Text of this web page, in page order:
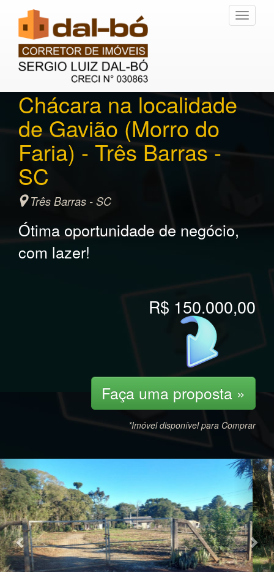
Toggle
Chácara na localidade
de Gavião (Morro do
Faria) - Três Barras -
SC
Três Barras - SC
Ótima oportunidade de negócio,
com lazer!
R$ 150.000,00
Faça uma proposta »
*Imóvel disponível para Comprar
Previous